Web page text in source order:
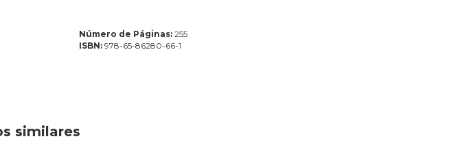
Número de Páginas:255
ISBN: 978-65-86280-66-1
similares